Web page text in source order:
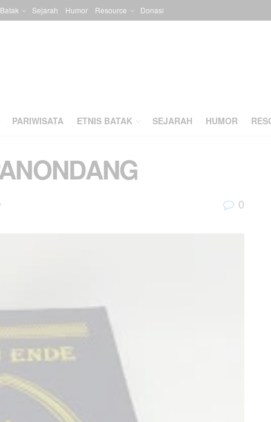
Sejarah Humor Resource Donasi
PARIWISATA ETNIS BATAK SEJARAH HUMOR
0